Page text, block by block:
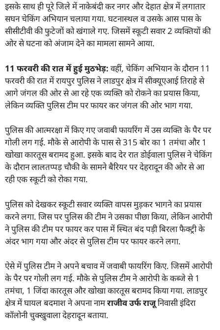
इसके साथ ही पूरे जिले में नाकेबंदी कर नगर और देहात क्षेत्र में लगातार
सघन चेकिंग अभियान चलाया गया. घटनास्थल व उसके आस पास के
सीसीटीवी की फुटेजों को खंगाले गए. जिसमें स्कूटी सवार 2 व्यक्तियों की
ओर से घटना को अंजाम देने का मामला सामने आया.
11 फरवरी की रात में हुई मुठभेड़: वहीं, चेकिंग अभियान के दौरान 11
फरवरी की रात में रायपुर पुलिस ने लाडपुर क्षेत्र में सीक्यूएआई तिराहे से
आगे जंगल की ओर से आ रहे एक व्यक्ति को रोकने का प्रयास किया,
लेकिन व्यक्ति पुलिस टीम पर फायर कर जंगल की ओर भाग गया.
पुलिस की आत्मरक्षा में किए गए जवाबी फायरिंग में उस व्यक्ति के पैर पर
गोली लग गई. मौके से आरोपी के पास से 315 बोर का 1 तमंचा और 1
खोखा कारतूस बरामद हुआ. इसके बाद देर रात डोईवाला पुलिस ने चेकिंग
के दौरान लालतप्पड़ चौकी के सामने बैरियर पर देहरादून की ओर से आ
रही एक स्कूटी को रोका गया.
पुलिस को देखकर स्कूटी सवार व्यक्ति वापस मुड़कर भागने का प्रयास
करने लगा. जिस पर पुलिस की टीम ने उसका पीछा किया, लेकिन आरोपी
ने पुलिस की टीम पर फायर कर पास में स्थित बंद पड़ी बिरला फैक्ट्री के
अंदर भाग गया और अंदर से पुलिस टीम पर फायर करने लगा.
ऐसे में पुलिस टीम ने अपने बचाव में जवाबी फायरिंग किए. जिसमें आरोपी
के पैर पर गोली लग गई. मौके से पुलिस टीम ने आरोपी के कब्जे से 1
तमंचा, 1 जिंदा कारतूस और खोखा कारतूस बरामद किया गया. लाडपुर
क्षेत्र में घायल बदमाश ने अपना नामराजीव उर्फ राजूनिवासी इंदिरा
कॉलोनी चुक्खुवाला देहरादून बताया.